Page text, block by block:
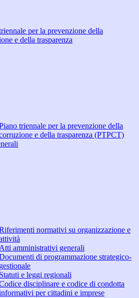
per la prevenzione della
e della trasparenza
triennale per la prevenzione della
e della trasparenza (PTPCT)
normativi su organizzazione e
Atti amministrativi generali
di programmazione strategico-
gestionale
Statuti e leggi regionali
disciplinare e codice di condotta
per cittadini e imprese